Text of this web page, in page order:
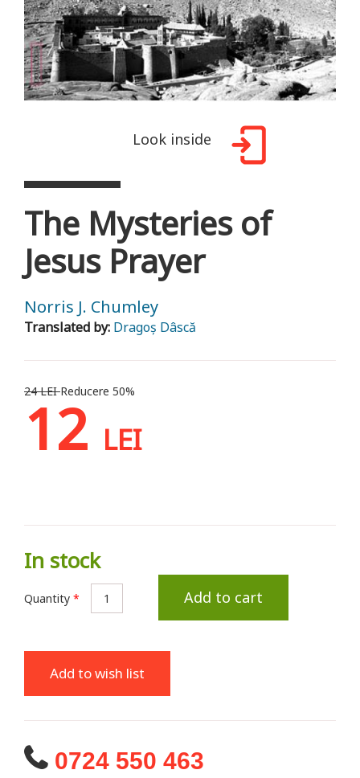
Look inside
The Mysteries of
Jesus Prayer
Norris J. Chumley
Translated by: Dragoș Dâscă
24 LEIReducere 50%
12 LEI
In stock
Quantity * Add to cart
Add to wish list
0724 550 463